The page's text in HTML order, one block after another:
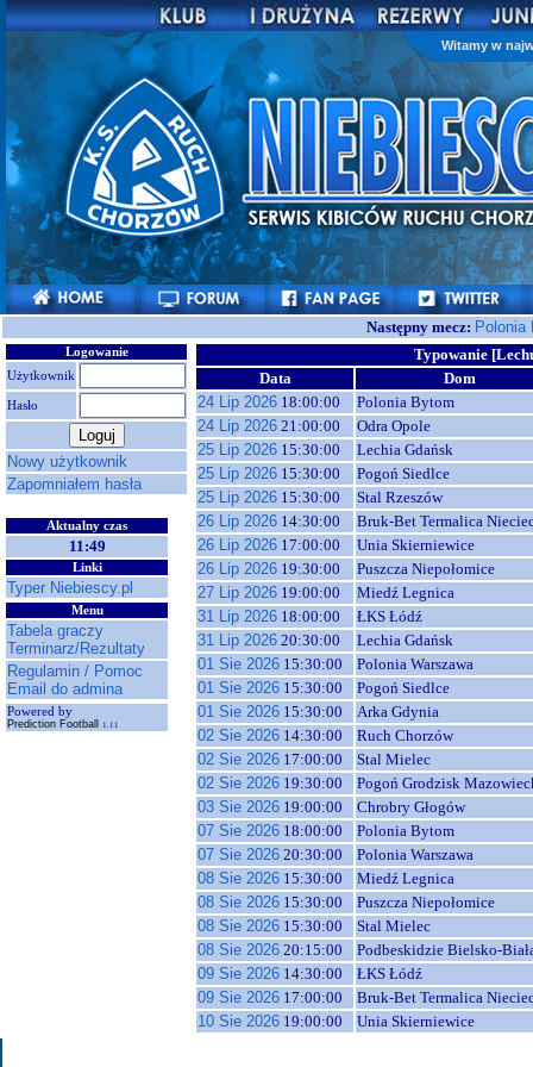
Witamy w
Następny mecz:
Logowanie
Użytkownik
Hasło
Nowy użytkownik
Zapomniałem hasła
Aktualny czas
11:49
Linki
Typer Niebiescy.pl
Menu
Tabela graczy
Terminarz/Rezultaty
Regulamin / Pomoc
Email do admina
Powered by
Prediction Football 1.11
Typowanie
Data
Dom
24 Lip 2026 18:00:00
Polonia Bytom
24 Lip 2026 21:00:00
Odra Opole
25 Lip 2026 15:30:00
Lechia Gdańsk
25 Lip 2026 15:30:00
Pogoń Siedlce
25 Lip 2026 15:30:00
Stal Rzeszów
26 Lip 2026 14:30:00
Bruk-Bet Termalica
26 Lip 2026 17:00:00
Unia Skierniewice
26 Lip 2026 19:30:00
Puszcza Niepołomice
27 Lip 2026 19:00:00
Miedź Legnica
31 Lip 2026 18:00:00
ŁKS Łódź
31 Lip 2026 20:30:00
Lechia Gdańsk
01 Sie 2026 15:30:00
Polonia Warszawa
01 Sie 2026 15:30:00
Pogoń Siedlce
01 Sie 2026 15:30:00
Arka Gdynia
02 Sie 2026 14:30:00
Ruch Chorzów
02 Sie 2026 17:00:00
Stal Mielec
02 Sie 2026 19:30:00
Pogoń Grodzisk
03 Sie 2026 19:00:00
Chrobry Głogów
07 Sie 2026 18:00:00
Polonia Bytom
07 Sie 2026 20:30:00
Polonia Warszawa
08 Sie 2026 15:30:00
Miedź Legnica
08 Sie 2026 15:30:00
Puszcza Niepołomice
08 Sie 2026 15:30:00
Stal Mielec
08 Sie 2026 20:15:00
Podbeskidzie Bielsko-
09 Sie 2026 14:30:00
ŁKS Łódź
09 Sie 2026 17:00:00
Bruk-Bet Termalica
10 Sie 2026 19:00:00 Unia Skierniewice